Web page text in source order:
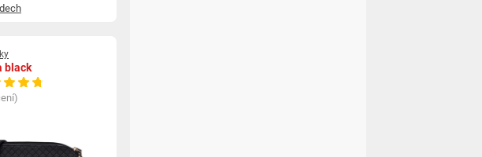
black